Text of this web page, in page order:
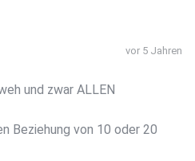
vor 5 Jahren
und zwar ALLEN
Beziehung von 10 oder 20